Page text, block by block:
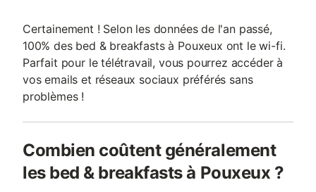
Certainement ! Selon les données de l'an passé,
100% des bed & breakfasts à Pouxeux ont le wi-fi.
Parfait pour le télétravail, vous pourrez accéder à
vos emails et réseaux sociaux préférés sans
problèmes !
Combien coûtent généralement
les bed & breakfasts à Pouxeux ?